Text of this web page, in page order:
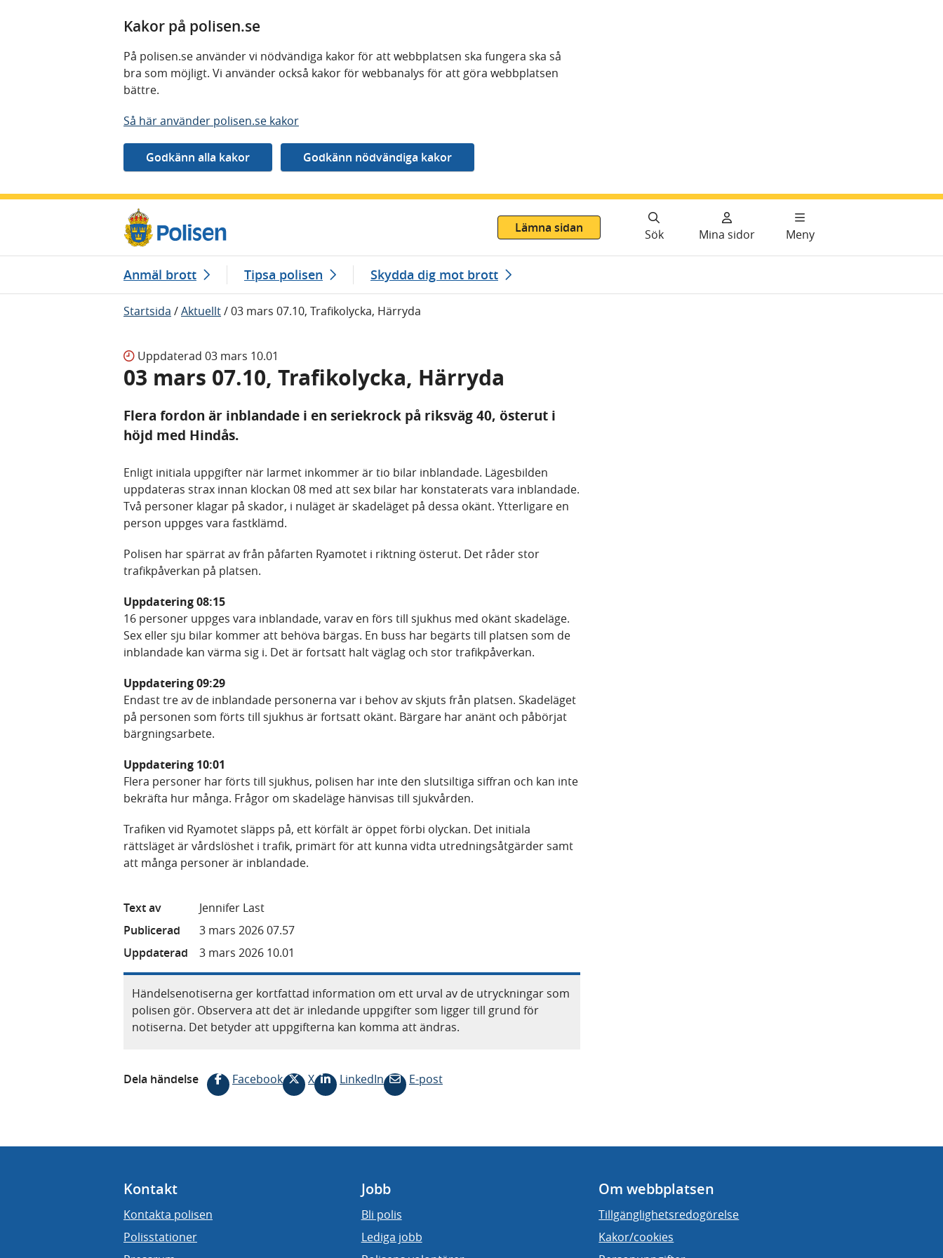
Kakor på polisen.se
På polisen.se använder vi nödvändiga kakor för att webbplatsen ska fungera ska så
bra som möjligt. Vi använder också kakor för webbanalys för att göra webbplatsen
bättre.
Så här använder polisen.se kakor
Lämna sidan
Sök Mina sidor Meny
Anmäl brott Tipsa polisen Skydda dig mot brott
Startsida /Aktuellt/03 mars 07.10, Trafikolycka, Härryda
Uppdaterad 03 mars 10.01
03 mars 07.10, Trafikolycka, Härryda
Flera fordon är inblandade i en seriekrock på riksväg 40, österut i
höjd med Hindås.
Enligt initiala uppgifter när larmet inkommer är tio bilar inblandade. Lägesbilden
uppdateras strax innan klockan 08 med att sex bilar har konstaterats vara inblandade.
Två personer klagar på skador, i nuläget är skadeläget på dessa okänt. Ytterligare en
person uppges vara fastklämd.
Polisen har spärrat av från påfarten Ryamotet i riktning österut. Det råder stor
trafikpåverkan på platsen.
Uppdatering 08:15
16 personer uppges vara inblandade, varav en förs till sjukhus med okänt skadeläge.
Sex eller sju bilar kommer att behöva bärgas. En buss har begärts till platsen som de
inblandade kan värma sig i. Det är fortsatt halt väglag och stor trafikpåverkan.
Uppdatering 09:29
Endast tre av de inblandade personerna var i behov av skjuts från platsen. Skadeläget
på personen som förts till sjukhus är fortsatt okänt. Bärgare har anänt och påbörjat
bärgningsarbete.
Uppdatering 10:01
Flera personer har förts till sjukhus, polisen har inte den slutsiltiga siffran och kan inte
bekräfta hur många. Frågor om skadeläge hänvisas till sjukvården.
Trafiken vid Ryamotet släpps på, ett körfält är öppet förbi olyckan. Det initiala
rättsläget är vårdslöshet i trafik, primärt för att kunna vidta utredningsåtgärder samt
att många personer är inblandade.
Text av
Jennifer Last
Publicerad
3 mars 2026 07.57
Uppdaterad
3 mars 2026 10.01
Händelsenotiserna ger kortfattad information om ett urval av de utryckningar som
polisen gör. Observera att det är inledande uppgifter som ligger till grund för
notiserna. Det betyder att uppgifterna kan komma att ändras.
Dela händelse Facebook X LinkedIn E-post
Kontakt
Kontakta polisen
Polisstationer
Jobb
Bli polis
Lediga jobb
Om webbplatsen
Tillgänglighetsredogörelse
Kakor/cookies